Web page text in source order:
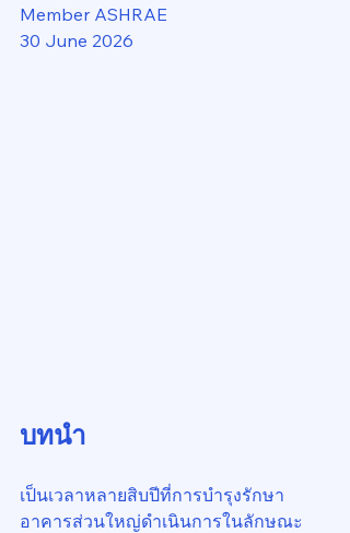
Member ASHRAE
30 June 2026
บทนำ
เป็นเวลาหลายสิบปีที่การบำรุงรักษา
อาคารส่วนใหญ่ดำเนินการในลักษณะ